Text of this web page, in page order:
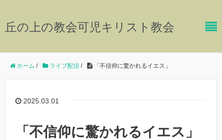
丘の上の教会可児キリスト教会
ホーム / ライブ配信 / 「不信仰に驚かれるイエス」
2025.03.01
「不信仰に驚かれるイエス」